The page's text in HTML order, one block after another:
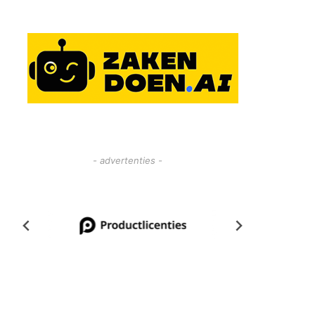
- advertenties -